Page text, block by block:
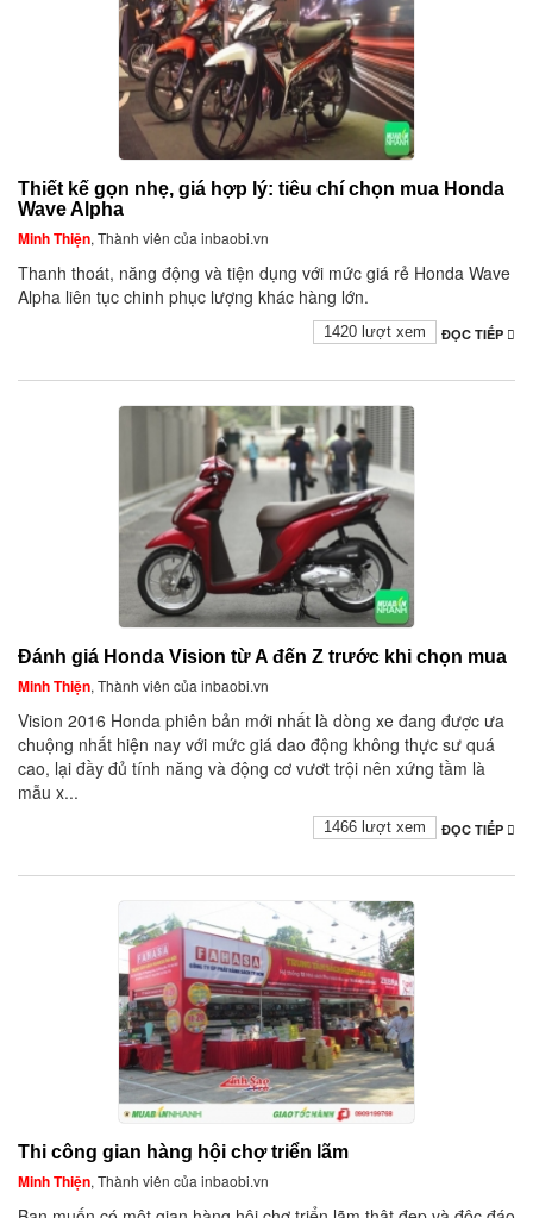
Thiết kế gọn nhẹ, giá hợp lý: tiêu chí chọn mua Honda
Wave Alpha
Minh Thiện, Thành viên của inbaobi.vn
Thanh thoát, năng động và tiện dụng với mức giá rẻ Honda Wave
Alpha liên tục chinh phục lượng khác hàng lớn.
ĐỌC TIẾP
1420 lượt xem
Đánh giá Honda Vision từ A đến Z trước khi chọn mua
Minh Thiện, Thành viên của inbaobi.vn
Vision 2016 Honda phiên bản mới nhất là dòng xe đang được ưa
chuộng nhất hiện nay với mức giá dao động không thực sư quá
cao, lại đầy đủ tính năng và động cơ vươt trội nên xứng tầm là
mẫu x...
ĐỌC TIẾP
1466 lượt xem
Thi công gian hàng hội chợ triển lãm
Minh Thiện, Thành viên của inbaobi.vn